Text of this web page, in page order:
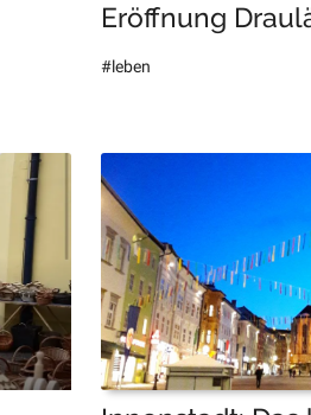
Eröffnung
#leben